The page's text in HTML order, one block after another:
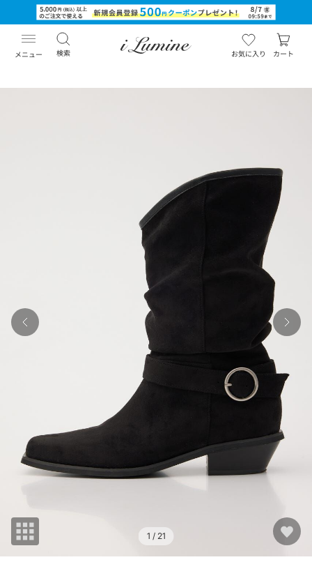
メニュー 検索 お気に入り カート
1 / 21